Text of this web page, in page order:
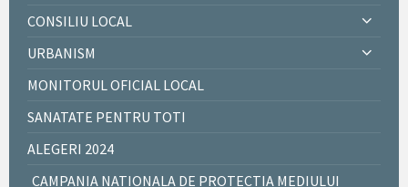
CONSILIU LOCAL
URBANISM
MONITORUL OFICIAL LOCAL
SANATATE PENTRU TOTI
ALEGERI 2024
CAMPANIA NATIONALA DE PROTECTIA MEDIULUI